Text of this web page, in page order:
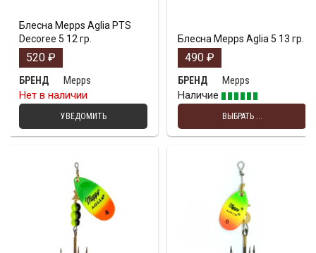
Блесна Mepps Aglia PTS
Decoree 5 12 гр.
520 ₽
БРЕНД
Mepps
Нет в наличии
УВЕДОМИТЬ
Блесна Mepps Aglia 5 13 гр.
490 ₽
БРЕНД
Mepps
Наличие
ВЫБРАТЬ ...